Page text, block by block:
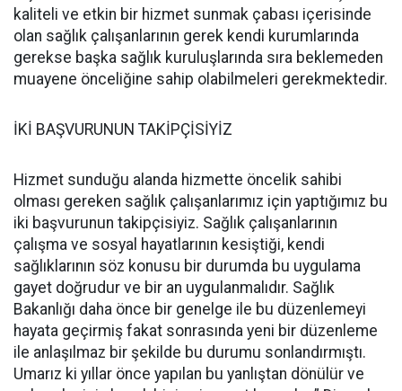
kaliteli ve etkin bir hizmet sunmak çabası içerisinde
olan sağlık çalışanlarının gerek kendi kurumlarında
gerekse başka sağlık kuruluşlarında sıra beklemeden
muayene önceliğine sahip olabilmeleri gerekmektedir.
İKİ BAŞVURUNUN TAKİPÇİSİYİZ
Hizmet sunduğu alanda hizmette öncelik sahibi
olması gereken sağlık çalışanlarımız için yaptığımız bu
iki başvurunun takipçisiyiz. Sağlık çalışanlarının
çalışma ve sosyal hayatlarının kesiştiği, kendi
sağlıklarının söz konusu bir durumda bu uygulama
gayet doğrudur ve bir an uygulanmalıdır. Sağlık
Bakanlığı daha önce bir genelge ile bu düzenlemeyi
hayata geçirmiş fakat sonrasında yeni bir düzenleme
ile anlaşılmaz bir şekilde bu durumu sonlandırmıştı.
Umarız ki yıllar önce yapılan bu yanlıştan dönülür ve